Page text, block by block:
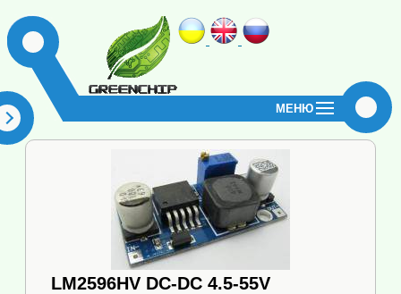
МЕНЮ
LM2596HV DC-DC 4.5-55V